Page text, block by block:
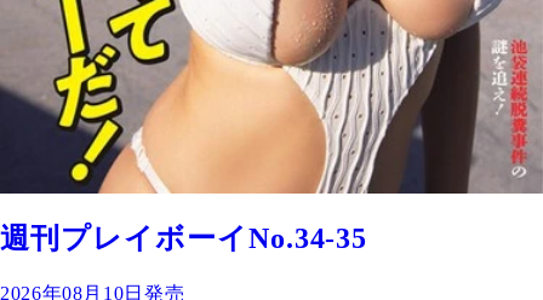
週刊プレイボーイNo.34-35
2026年08月10日発売